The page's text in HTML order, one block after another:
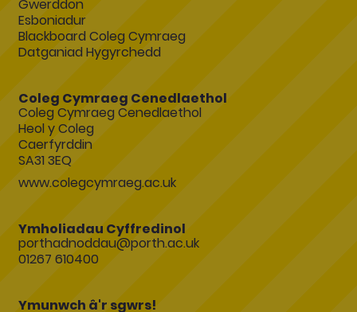
Gwerddon
Esboniadur
Blackboard Coleg Cymraeg
Datganiad Hygyrchedd
Coleg Cymraeg Cenedlaethol
Coleg Cymraeg Cenedlaethol
Heol y Coleg
Caerfyrddin
SA31 3EQ
www.colegcymraeg.ac.uk
Ymholiadau Cyffredinol
porthadnoddau@porth.ac.uk
01267 610400
Ymunwch â'r sgwrs!